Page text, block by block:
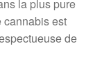
la plus pure
cannabis est
de